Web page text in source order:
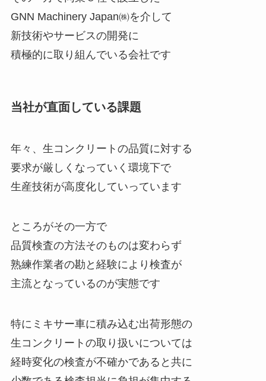
GNN Machinery Japan㈱を介して
新技術やサービスの開発に
積極的に取り組んでいる会社です
当社が直面している課題
年々、生コンクリートの品質に対する
要求が厳しくなっていく環境下で
生産技術が高度化していっています
ところがその一方で
品質検査の方法そのものは変わらず
熟練作業者の勘と経験により検査が
主流となっているのが実態です
特にミキサー車に積み込む出荷形態の
生コンクリートの取り扱いについては
経時変化の検査が不確かであると共に